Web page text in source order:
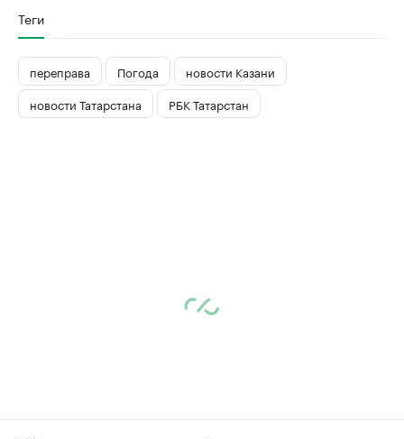
Теги
переправа Погода
новости Казани
новости Татарстана
РБК Татарстан